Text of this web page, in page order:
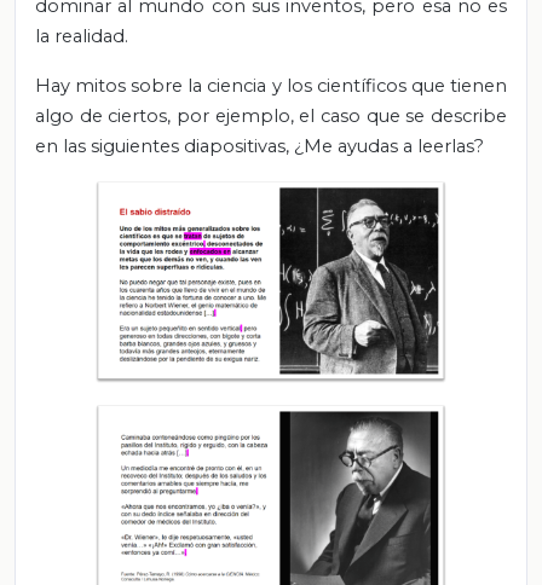
dominar al mundo con sus inventos, pero esa no es
la realidad.
Hay mitos sobre la ciencia y los científicos que tienen
algo de ciertos, por ejemplo, el caso que se describe
en las siguientes diapositivas, ¿Me ayudas a leerlas?